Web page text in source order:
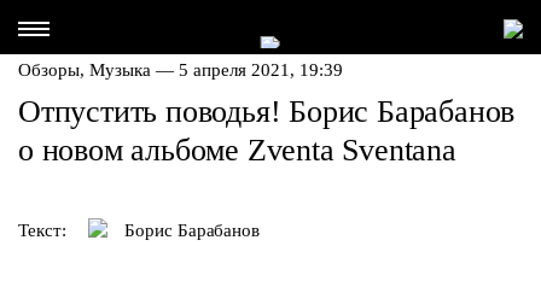
Обзоры, Музыка — 5 апреля 2021, 19:39
Отпустить поводья! Борис Барабанов
о новом альбоме Zventa Sventana
Текст: Борис Барабанов